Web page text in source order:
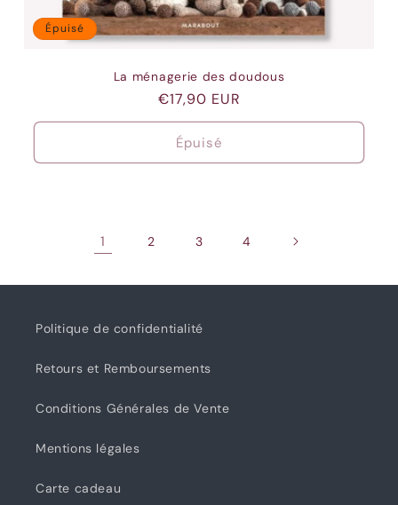
Épuisé
La ménagerie des doudous
Prix
habituel
€17,90 EUR
Épuisé
1 2 3 4
Politique de confidentialité
Retours et Remboursements
Conditions Générales de Vente
Mentions légales
Carte cadeau